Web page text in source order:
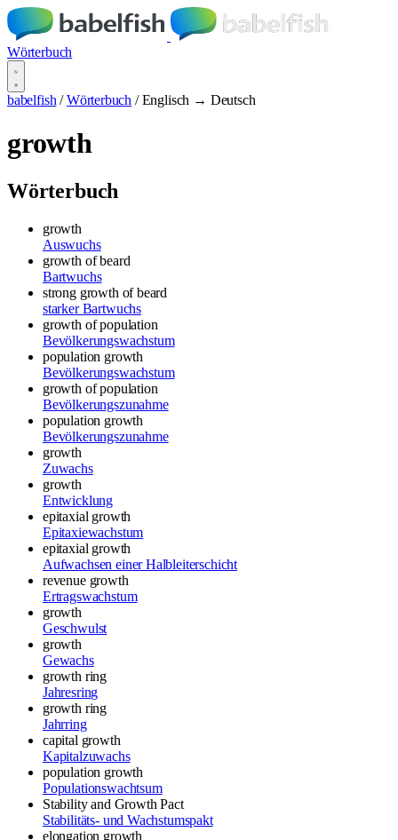
Wörterbuch
babelfish / Wörterbuch / Englisch → Deutsch
growth
Wörterbuch
growth
Auswuchs
growth of beard
Bartwuchs
strong growth of beard
starker Bartwuchs
growth of population
Bevölkerungswachstum
population growth
Bevölkerungswachstum
growth of population
Bevölkerungszunahme
population growth
Bevölkerungszunahme
growth
Zuwachs
growth
Entwicklung
epitaxial growth
Epitaxiewachstum
epitaxial growth
Aufwachsen einer Halbleiterschicht
revenue growth
Ertragswachstum
growth
Geschwulst
growth
Gewachs
growth ring
Jahresring
growth ring
Jahrring
capital growth
Kapitalzuwachs
population growth
Populationswachtsum
Stability and Growth Pact
Stabilitäts- und Wachstumspakt
elongation growth